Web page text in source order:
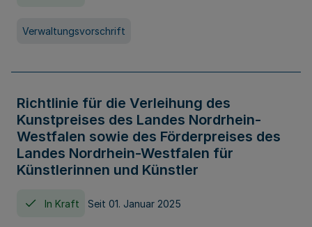
Verwaltungsvorschrift
Richtlinie für die Verleihung des
Kunstpreises des Landes Nordrhein-
Westfalen sowie des Förderpreises des
Landes Nordrhein-Westfalen für
Künstlerinnen und Künstler
In Kraft Seit 01. Januar 2025